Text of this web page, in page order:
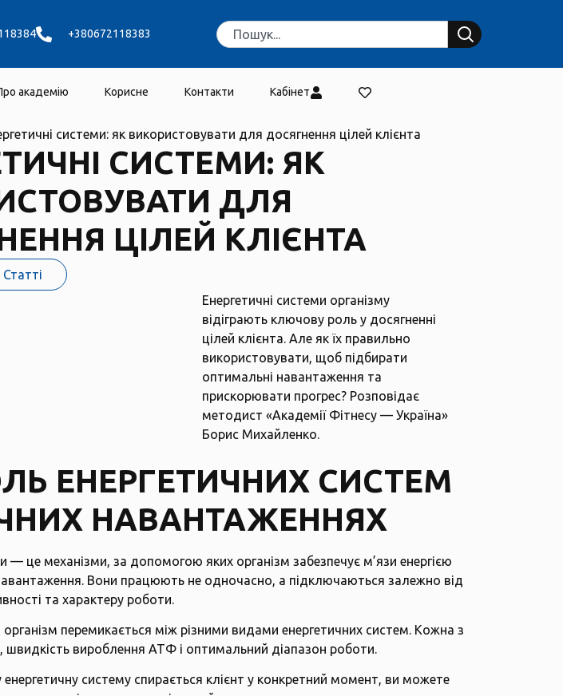
+380672118383
академію Корисне Контакти Кабінет
системи: як використовувати для досягнення цілей клієнта
СИСТЕМИ: ЯК
ДЛЯ
ЦІЛЕЙ КЛІЄНТА
Статті
Енергетичні системи організму
відіграють ключову роль у досягненні
цілей клієнта. Але як їх правильно
використовувати, щоб підбирати
оптимальні навантаження та
прискорювати прогрес? Розповідає
методист «Академії Фітнесу — Україна»
Борис Михайленко.
ЕНЕРГЕТИЧНИХ СИСТЕМ
НАВАНТАЖЕННЯХ
— це механізми, за допомогою яких організм забезпечує м’язи енергією
Вони працюють не одночасно, а підключаються залежно від
та характеру роботи.
організм перемикається між різними видами енергетичних систем. Кожна з
швидкість вироблення АТФ і оптимальний діапазон роботи.
систему спирається клієнт у конкретний момент, ви можете